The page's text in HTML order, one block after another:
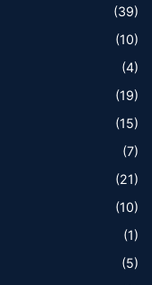
(39)
(10)
(4)
(19)
(15)
(7)
(21)
(10)
(1)
(5)